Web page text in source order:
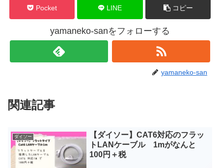
Pocket LINE コピー
yamaneko-sanをフォローする
yamaneko-san
関連記事
ダイソー
【ダイソー】CAT6対応のフラッ
トLANケーブル 1mがなんと
100円＋税